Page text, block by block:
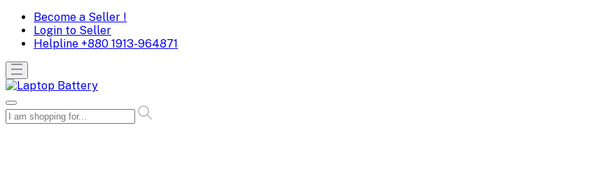
Become a Seller !
Login to Seller
Helpline +880 1913-964871